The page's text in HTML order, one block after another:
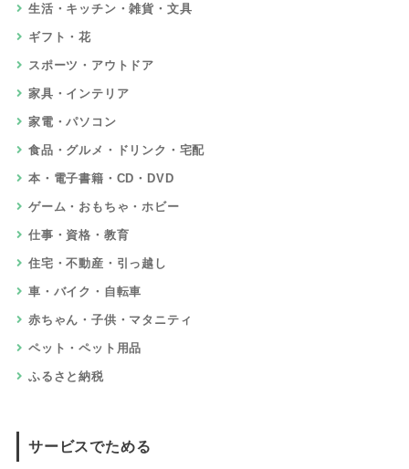
生活・キッチン・雑貨・文具
ギフト・花
スポーツ・アウトドア
家具・インテリア
家電・パソコン
食品・グルメ・ドリンク・宅配
本・電子書籍・CD・DVD
ゲーム・おもちゃ・ホビー
仕事・資格・教育
住宅・不動産・引っ越し
車・バイク・自転車
赤ちゃん・子供・マタニティ
ペット・ペット用品
ふるさと納税
サービスでためる